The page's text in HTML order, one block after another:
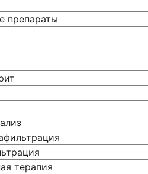
препараты
терапия